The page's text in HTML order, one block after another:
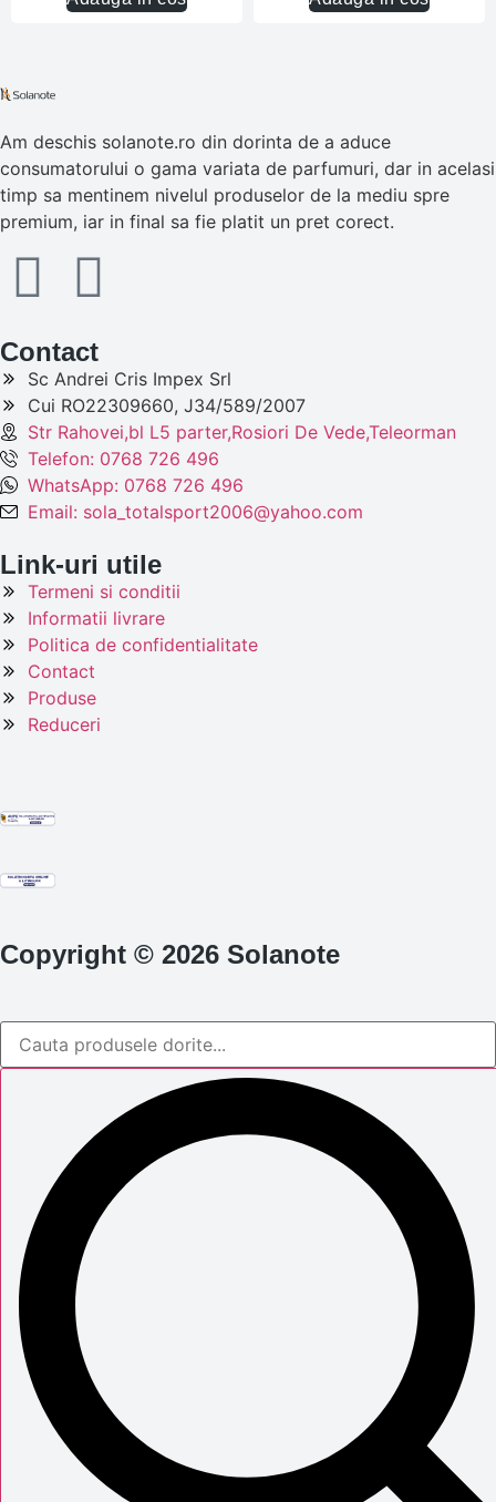
Am deschis solanote.ro din dorinta de a aduce
consumatorului o gama variata de parfumuri, dar in acelasi
timp sa mentinem nivelul produselor de la mediu spre
premium, iar in final sa fie platit un pret corect.
Contact
Sc Andrei Cris Impex Srl
Cui RO22309660, J34/589/2007
Str Rahovei,bl L5 parter,Rosiori De Vede,Teleorman
Telefon: 0768 726 496
WhatsApp: 0768 726 496
Email: sola_totalsport2006@yahoo.com
Link-uri utile
Termeni si conditii
Informatii livrare
Politica de confidentialitate
Contact
Produse
Reduceri
Copyright © 2026 Solanote